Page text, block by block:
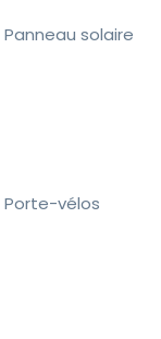
Panneau solaire
Porte-vélos